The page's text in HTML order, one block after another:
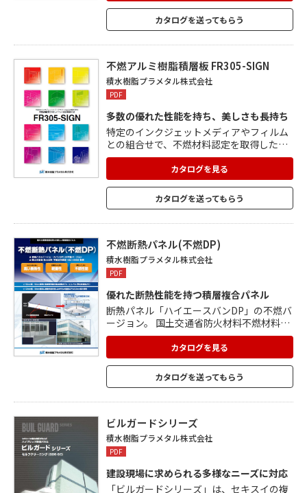
性、剛性、美観性を実現。 優れた性能によ
り、ライフサイクルコスト低減や施工の簡
略化、工期の短縮に貢献します。 FRW405
ーメタリックの3色なので、幅広いデザイン
設計に対応可能。
カタログを送ってもらう
不燃アルミ樹脂積層板 FR305-SIGN
積水樹脂プラメタル株式会社
PDF
多数の優れた性能を持ち、美しさも長持ち
特定のインクジェットメディアやフィルム
との組合せで、不燃材料認定を取得したア
ルミ樹脂積層複合板。 国土交通大臣の不燃
材料認定を取得。 防火性能が要求される部
位で下地材としての使用に最適です。 アル
ミ樹脂積層複合技術により剛性が高く、ア
ルミやスチールパネルと比較して、たわみ
に優れ、いつまでも美しさを保ちます。 耐
久性、耐候性、耐食性、耐汚染性、耐摩擦
性にも優れています。
カタログを見る
カタログを送ってもらう
不燃断熱パネル(不燃DP)
積水樹脂プラメタル株式会社
PDF
優れた断熱性能を持つ積層複合パネル
断熱パネル「ハイエースバンDP」の不燃バ
ージョン。 国土交通省防火材料不燃材料認
定NM-4066を取得。 高い断熱性能を誇り、
12mm厚、18mm共に断熱等級は最高規格
の「H-5」レベル。 高機能を有しながら、1
2mm厚、18mm共に㎡重量はアルミ3mm
厚と同等の軽量さ。 表面構成素材は、FR2
カタログを見る
カタログを送ってもらう
ビルガードシリーズ
積水樹脂プラメタル株式会社
PDF
建設現場に求められる多様なニーズに対応
「ビルガードシリーズ」は、セキスイの複